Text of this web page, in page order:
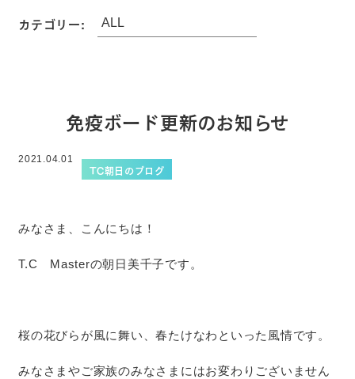
カテゴリー:
免疫ボード更新のお知らせ
2021.04.01
TC朝日のブログ
みなさま、こんにちは！
T.C Masterの朝日美千子です。
桜の花びらが風に舞い、春たけなわといった風情です。
みなさまやご家族のみなさまにはお変わりございません